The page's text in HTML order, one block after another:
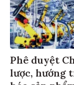
Phê duyệt
lược, hướng